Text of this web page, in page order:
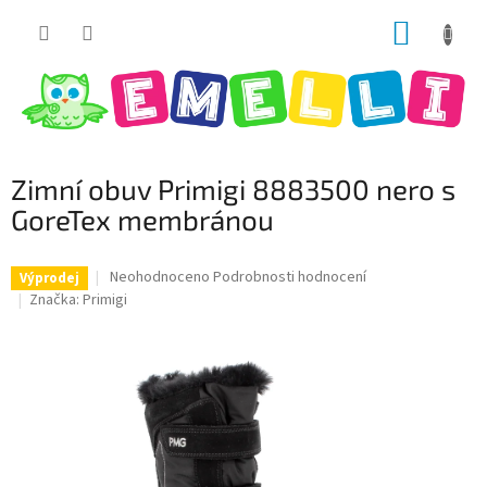
Zimní obuv Primigi 8883500 nero s
GoreTex membránou
Výprodej
Průměrné
hodnocení
hvězdiček.
Neohodnoceno Podrobnosti hodnocení
Značka: Primigi